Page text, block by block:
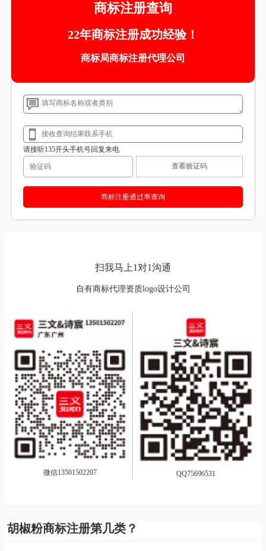
商标注册查询
22年商标注册成功经验！
商标局商标注册代理公司
请接听135开头手机号回复来电
查看验证码
扫我马上1对1沟通
自有商标代理资质logo设计公司
微信13501502207 QQ75696531
胡椒粉商标注册第几类？